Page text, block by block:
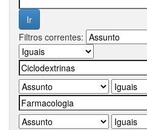
Filtros correntes: